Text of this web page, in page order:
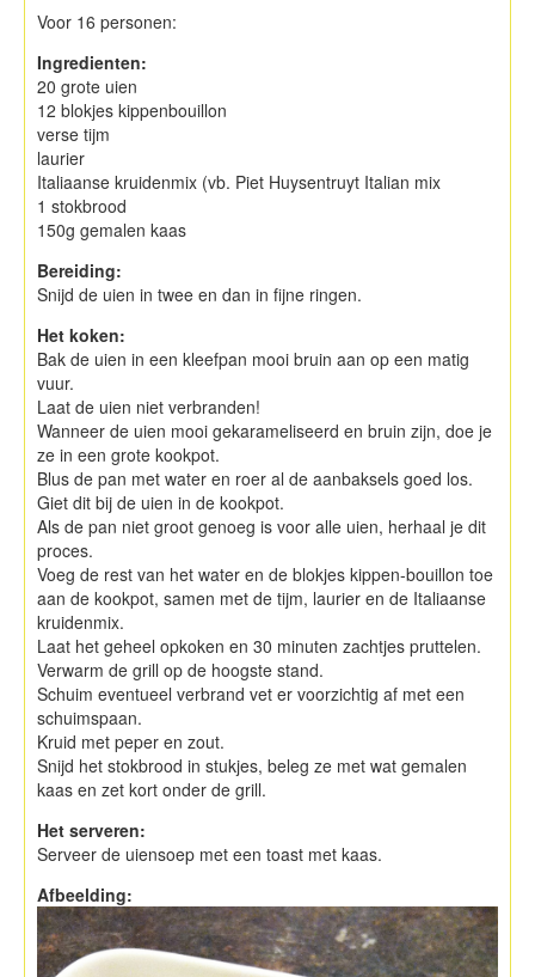
Voor 16 personen:
Ingredienten:
20 grote uien
12 blokjes kippenbouillon
verse tijm
laurier
Italiaanse kruidenmix (vb. Piet Huysentruyt Italian mix
1 stokbrood
150g gemalen kaas
Bereiding:
Snijd de uien in twee en dan in fijne ringen.
Het koken:
Bak de uien in een kleefpan mooi bruin aan op een matig
vuur.
Laat de uien niet verbranden!
Wanneer de uien mooi gekarameliseerd en bruin zijn, doe je
ze in een grote kookpot.
Blus de pan met water en roer al de aanbaksels goed los.
Giet dit bij de uien in de kookpot.
Als de pan niet groot genoeg is voor alle uien, herhaal je dit
proces.
Voeg de rest van het water en de blokjes kippen-bouillon toe
aan de kookpot, samen met de tijm, laurier en de Italiaanse
kruidenmix.
Laat het geheel opkoken en 30 minuten zachtjes pruttelen.
Verwarm de grill op de hoogste stand.
Schuim eventueel verbrand vet er voorzichtig af met een
schuimspaan.
Kruid met peper en zout.
Snijd het stokbrood in stukjes, beleg ze met wat gemalen
kaas en zet kort onder de grill.
Het serveren:
Serveer de uiensoep met een toast met kaas.
Afbeelding: